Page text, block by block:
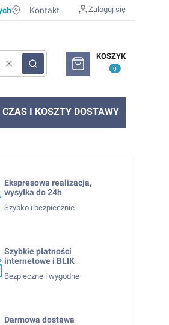
Kontakt Zaloguj się
WyczyśćSzukaj
Produkty w koszyku: 0.
KOSZYK
CZAS I KOSZTY DOSTAWY
Ekspresowa realizacja,
wysyłka do 24h
Szybko i bezpiecznie
Szybkie płatności
internetowe i BLIK
Bezpieczne i wygodne
Darmowa dostawa